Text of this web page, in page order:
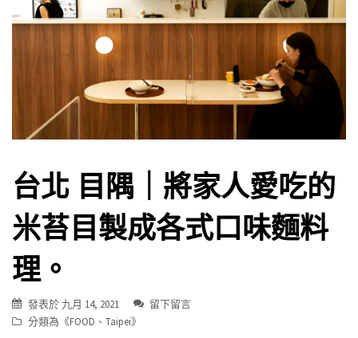
台北 目隅｜將家人愛吃的
米苔目製成各式口味麵料
理。
發表於 九月 14, 2021
留下留言
分類為《FOOD 、 Taipei》